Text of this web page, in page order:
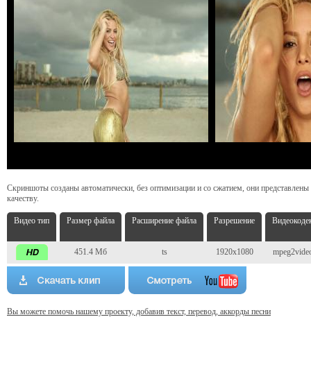
Скриншоты созданы автоматически, без оптимизации и со сжатием, они
качеству.
Видео тип Размер файла Расширение файла Разрешение
451.4 Мб ts 1920x1080
Вы можете помочь нашему проекту, добавив текст, перевод, аккорды песни